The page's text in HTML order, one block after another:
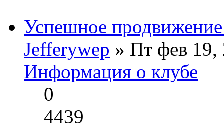
Успешное продвижение
Jefferywep » Пт фев 19,
Информация о клубе
0
4439